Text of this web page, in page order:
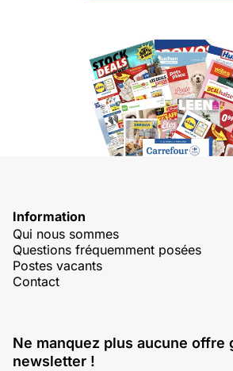
Information
Qui nous sommes
Questions fréquemment posées
Postes vacants
Contact
Ne manquez plus aucune offre
newsletter !